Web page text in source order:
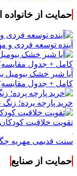
حمایت از خانواده
آینده توسعه فردی و
آیا شیر خشک بیومیل
کامل + جدول
خرید پارچه پرده؛
تقویت خلاقیت کودکان
سنت قدیمی مهریه
حمایت از صنایع